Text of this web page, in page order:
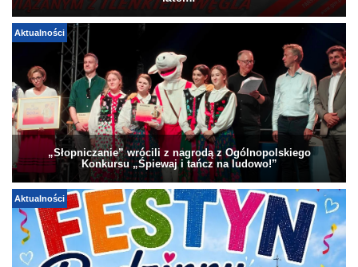
Aktualności
„Słopniczanie” wrócili z nagrodą z Ogólnopolskiego
Konkursu „Śpiewaj i tańcz na ludowo!”
Aktualności